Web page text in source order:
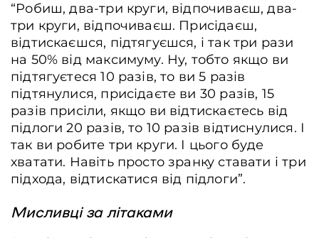
“Робиш, два-три круги, відпочиваєш, два-
три круги, відпочиваєш. Присідаєш,
відтискаєшся, підтягуєшся, і так три рази
на 50% від максимуму. Ну, тобто якщо ви
підтягуєтеся 10 разів, то ви 5 разів
підтянулися, присідаєте ви 30 разів, 15
разів присіли, якщо ви відтискаєтесь від
підлоги 20 разів, то 10 разів відтиснулися. І
так ви робите три круги. І цього буде
хватати. Навіть просто зранку ставати і три
підхода, відтискатися від підлоги”.
Мисливці за літаками